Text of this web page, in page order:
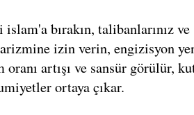
islam'a bırakın, talibanlarınız
izin verin, engizisyon
oranı artışı ve sansür görülür,
ortaya çıkar.